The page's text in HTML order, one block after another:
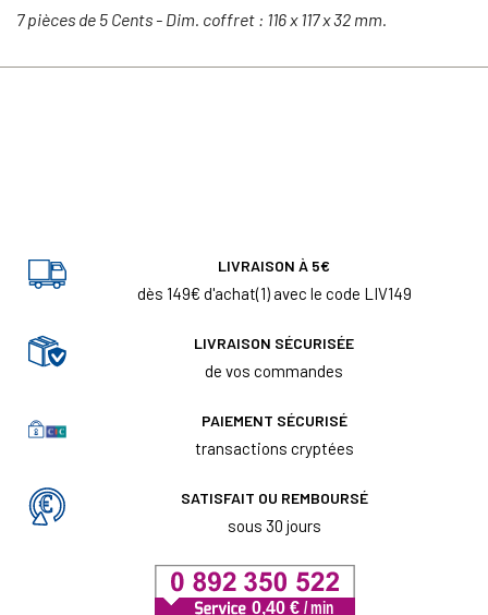
7 pièces de 5 Cents - Dim. coffret : 116 x 117 x 32 mm.
LIVRAISON À 5€
dès 149€ d'achat(1) avec le code LIV149
LIVRAISON SÉCURISÉE
de vos commandes
PAIEMENT SÉCURISÉ
transactions cryptées
SATISFAIT OU REMBOURSÉ
sous 30 jours